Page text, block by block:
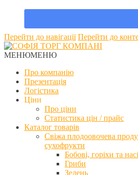
Перейти до навігації Перейти до
МЕНЮМЕНЮ
Про компанію
Презентація
Логістика
Ціни
Про ціни
Статистика цін / прайс
Каталог товарів
Свіжа плодоовочева
сухофрукти
Бобові, горіхи та
Гриби
Зелень